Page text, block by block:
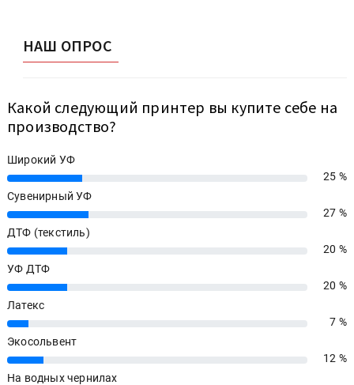
НАШ ОПРОС
Какой следующий принтер вы купите себе на
производство?
Широкий УФ
25%
25 %
Сувенирный УФ
27%
27 %
ДТФ (текстиль)
20%
20 %
УФ ДТФ
20%
20 %
Латекс
7%
7 %
Экосольвент
12%
12 %
На водных чернилах